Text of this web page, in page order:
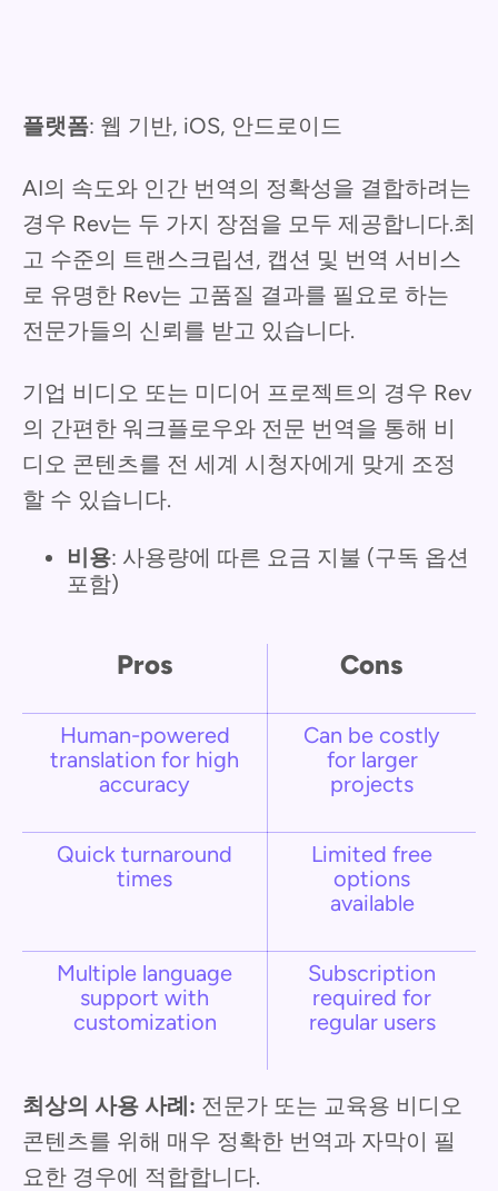
플랫폼: 웹 기반, iOS, 안드로이드
AI의 속도와 인간 번역의 정확성을 결합하려는
경우 Rev는 두 가지 장점을 모두 제공합니다.최
고 수준의 트랜스크립션, 캡션 및 번역 서비스
로 유명한 Rev는 고품질 결과를 필요로 하는
전문가들의 신뢰를 받고 있습니다.
기업 비디오 또는 미디어 프로젝트의 경우 Rev
의 간편한 워크플로우와 전문 번역을 통해 비
디오 콘텐츠를 전 세계 시청자에게 맞게 조정
할 수 있습니다.
비용: 사용량에 따른 요금 지불 (구독 옵션
포함)
Pros Cons
Human-powered
translation for high
accuracy
Can be costly
for larger
projects
Quick turnaround
times
Limited free
options
available
Multiple language
support with
customization
Subscription
required for
regular users
최상의 사용 사례: 전문가 또는 교육용 비디오
콘텐츠를 위해 매우 정확한 번역과 자막이 필
요한 경우에 적합합니다.